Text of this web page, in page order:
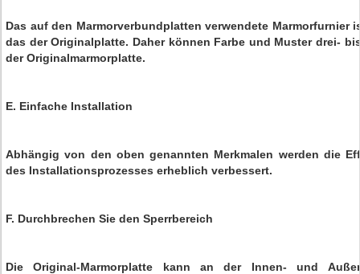
Das auf den Marmorverbundplatten verwendete Marmorfurnier
das der Originalplatte. Daher können Farbe und Muster drei-
der Originalmarmorplatte.
E. Einfache Installation
Abhängig von den oben genannten Merkmalen werden die
des Installationsprozesses erheblich verbessert.
F. Durchbrechen Sie den Sperrbereich
Die Original-Marmorplatte kann an der Innen- und